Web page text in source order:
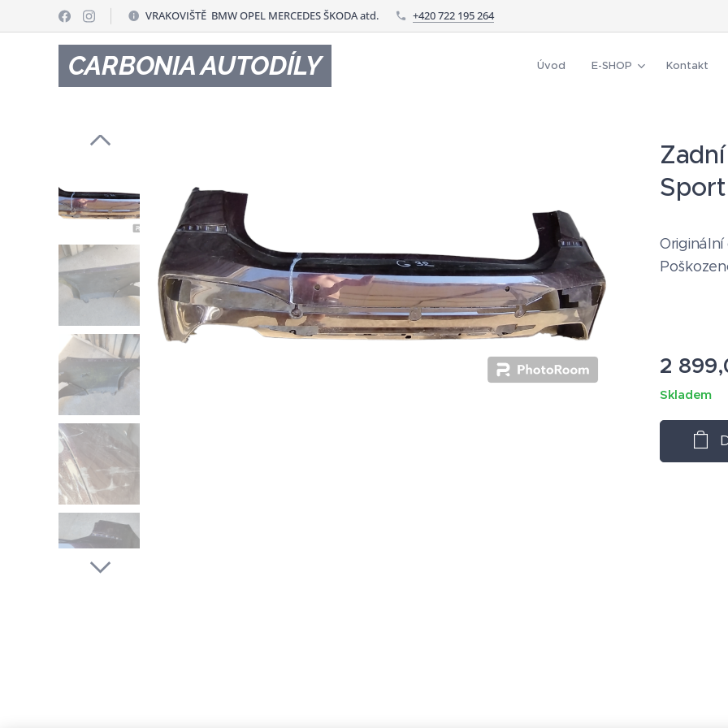
VRAKOVIŠTĚ BMW OPEL MERCEDES ŠKODA atd. +420 722 195 264
CARBONIA AUTODÍLY Úvod E-SHOP Kontakt
Sport
Originální
2
Skladem